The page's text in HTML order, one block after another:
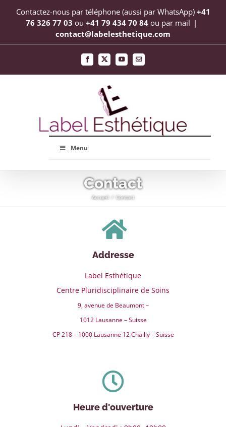
PasserContactez-nous par téléphone (aussi par WhatsApp) +41
76 326 77 03 ou +41 79 434 70 84 ou par mail |
contact@labelesthetique.com
Facebook
X YouTubeEmail
Menu
Contact
Accueil Contact
Addresse
Label Esthétique
Centre Pluridisciplinaire de Soins
9, avenue de Beaumont –
1012 Lausanne – Suisse
CP 218 – 1000 Lausanne 12 Chailly – Suisse
Heure d'ouverture